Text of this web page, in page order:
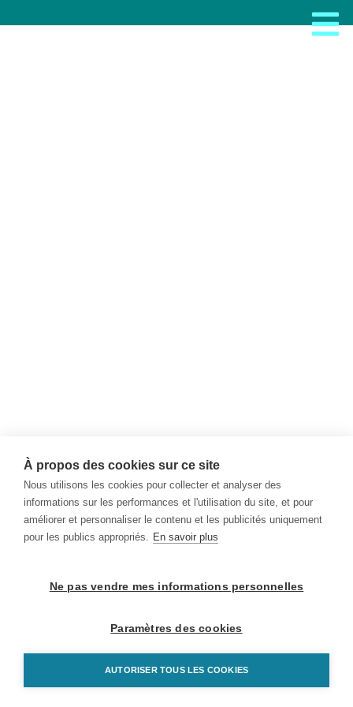
À propos des cookies sur ce site
Nous utilisons les cookies pour collecter et analyser des
informations sur les performances et l'utilisation du site, et pour
améliorer et personnaliser le contenu et les publicités uniquement
pour les publics appropriés. En savoir plus
Ne pas vendre mes informations personnelles
Paramètres des cookies
AUTORISER TOUS LES COOKIES